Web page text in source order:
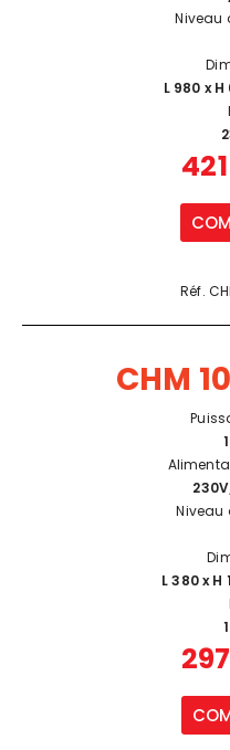
Niveau
L 980 x
Réf.
CHM
Niveau
L 380 x H